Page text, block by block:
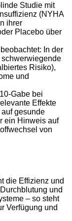
Studie mit
(NYHA
ihrer
Placebo über
In der
schwerwiegende
Risiko),
und
bei
Effekte
gesunde
ein Hinweis auf
von
die Effizienz und
und
– so steht
Verfügung und